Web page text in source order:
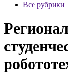
Все рубрики